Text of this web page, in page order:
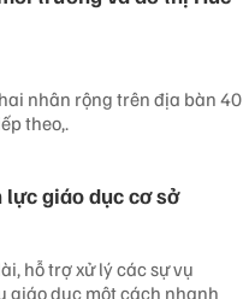
nhân rộng trên địa bàn 40
theo,.
giáo dục cơ sở
hỗ trợ xử lý các sự vụ
giáo dục một cách nhanh